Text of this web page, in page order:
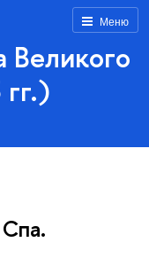
Меню
Великого